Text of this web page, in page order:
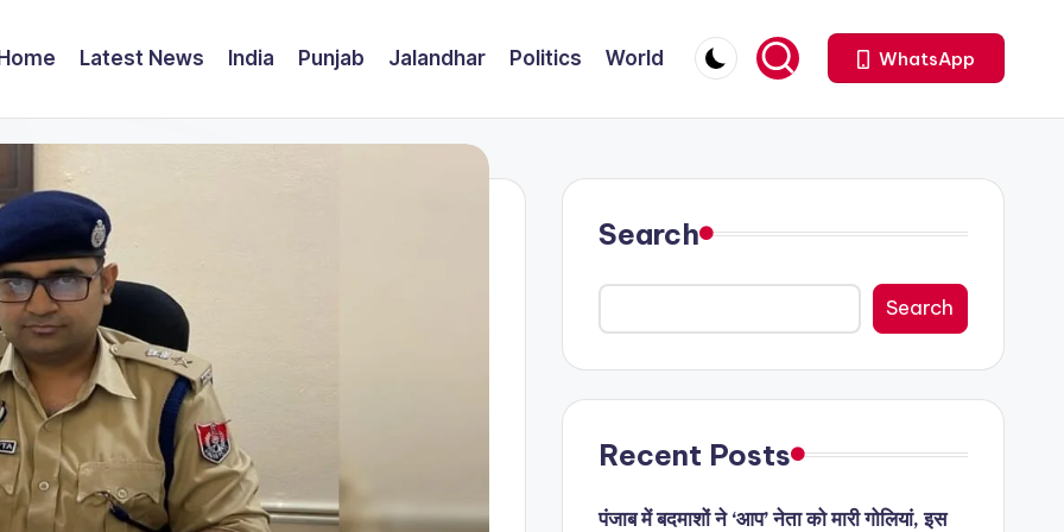
Latest News India Punjab Jalandhar Politics World WhatsApp
Search
Search
Recent Posts
पंजाब में बदमाशों ने ‘आप’ नेता को मारी गोलियां, इस